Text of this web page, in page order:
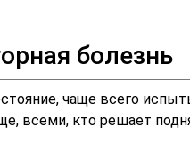
болезнь
чаще всего
всеми, кто решает